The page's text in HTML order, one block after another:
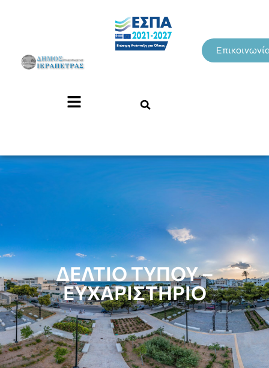
ΔΕΛΤΙΟ ΤΥΠΟΥ –
ΕΥΧΑΡΙΣΤΗΡΙΟ